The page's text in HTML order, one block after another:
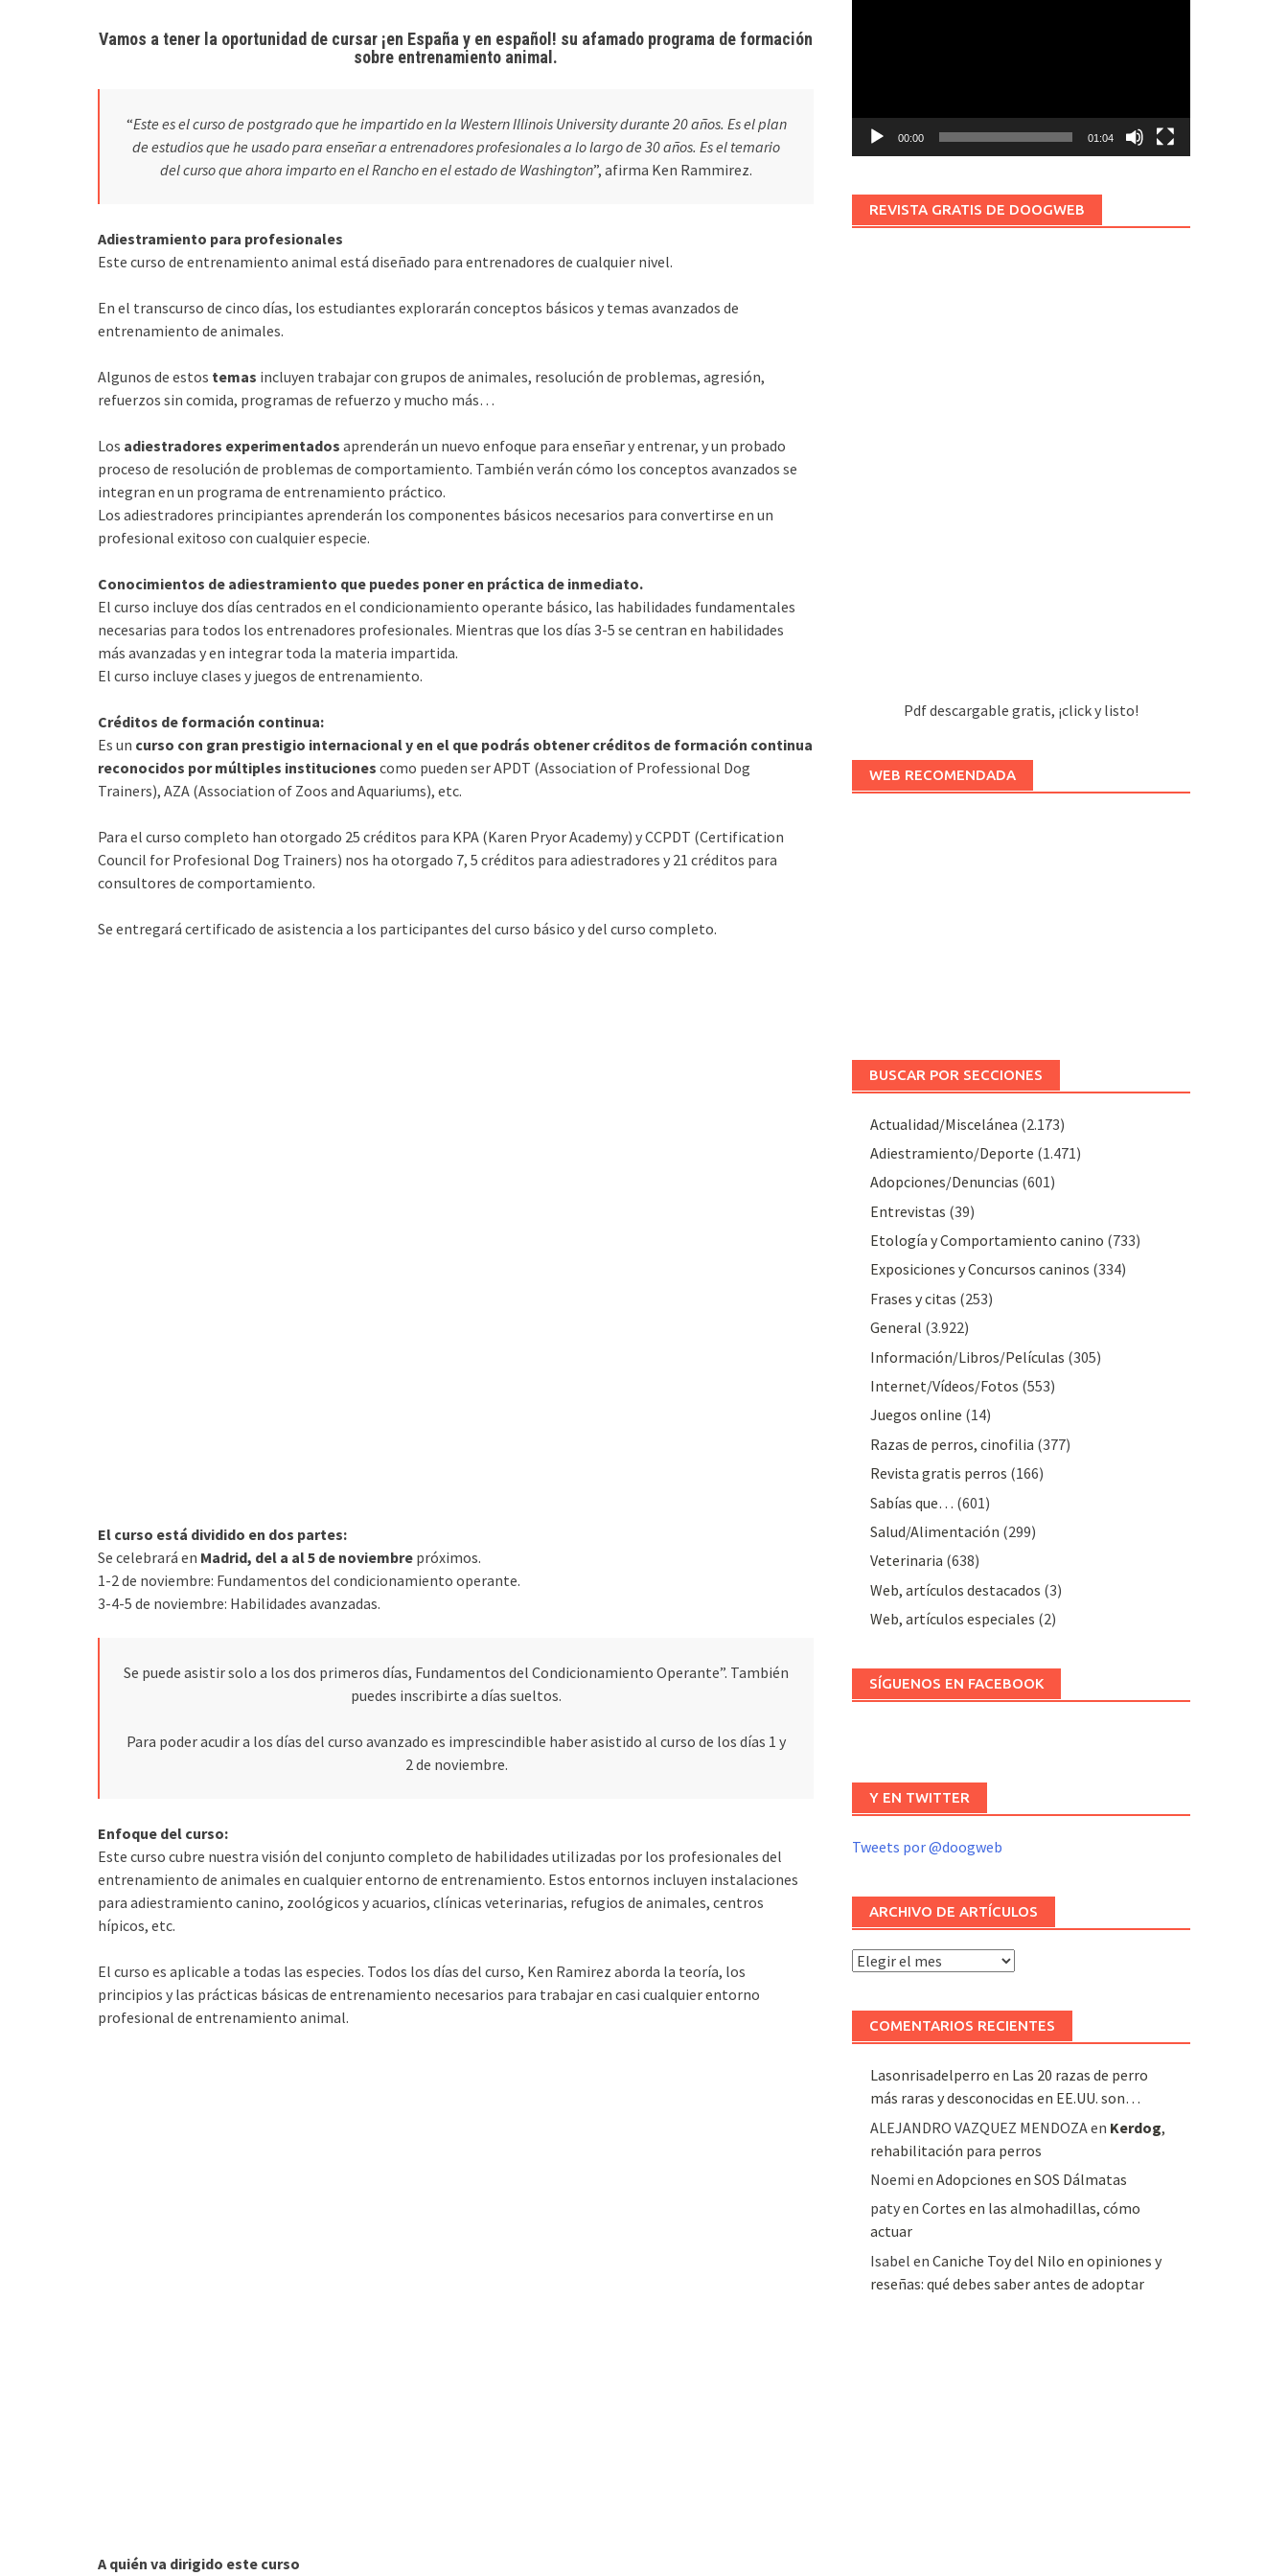
Vamos a tener la oportunidad de cursar ¡en España y en español! su afamado programa de formación
sobre entrenamiento animal.
“Este es el curso de postgrado que he impartido en la Western Illinois University durante 20 años. Es el plan
de estudios que he usado para enseñar a entrenadores profesionales a lo largo de 30 años. Es el temario
del curso que ahora imparto en el Rancho en el estado de Washington”, afirma Ken Rammirez.
Adiestramiento para profesionales
Este curso de entrenamiento animal está diseñado para entrenadores de cualquier nivel.
En el transcurso de cinco días, los estudiantes explorarán conceptos básicos y temas avanzados de
entrenamiento de animales.
Algunos de estos temas incluyen trabajar con grupos de animales, resolución de problemas, agresión,
refuerzos sin comida, programas de refuerzo y mucho más…
Los adiestradores experimentados aprenderán un nuevo enfoque para enseñar y entrenar, y un probado
proceso de resolución de problemas de comportamiento. También verán cómo los conceptos avanzados se
integran en un programa de entrenamiento práctico.
Los adiestradores principiantes aprenderán los componentes básicos necesarios para convertirse en un
profesional exitoso con cualquier especie.
Conocimientos de adiestramiento que puedes poner en práctica de inmediato.
El curso incluye dos días centrados en el condicionamiento operante básico, las habilidades fundamentales
necesarias para todos los entrenadores profesionales. Mientras que los días 3-5 se centran en habilidades
más avanzadas y en integrar toda la materia impartida.
El curso incluye clases y juegos de entrenamiento.
Créditos de formación continua:
Es un curso con gran prestigio internacional y en el que podrás obtener créditos de formación continua
reconocidos por múltiples instituciones como pueden ser APDT (Association of Professional Dog
Trainers), AZA (Association of Zoos and Aquariums), etc.
Para el curso completo han otorgado 25 créditos para KPA (Karen Pryor Academy) y CCPDT (Certification
Council for Profesional Dog Trainers) nos ha otorgado 7, 5 créditos para adiestradores y 21 créditos para
consultores de comportamiento.
Se entregará certificado de asistencia a los participantes del curso básico y del curso completo.
El curso está dividido en dos partes:
Se celebrará en Madrid, del a al 5 de noviembre próximos.
1-2 de noviembre: Fundamentos del condicionamiento operante.
3-4-5 de noviembre: Habilidades avanzadas.
Se puede asistir solo a los dos primeros días, Fundamentos del Condicionamiento Operante”. También
puedes inscribirte a días sueltos.
Para poder acudir a los días del curso avanzado es imprescindible haber asistido al curso de los días 1 y
2 de noviembre.
Enfoque del curso:
Este curso cubre nuestra visión del conjunto completo de habilidades utilizadas por los profesionales del
entrenamiento de animales en cualquier entorno de entrenamiento. Estos entornos incluyen instalaciones
para adiestramiento canino, zoológicos y acuarios, clínicas veterinarias, refugios de animales, centros
hípicos, etc.
El curso es aplicable a todas las especies. Todos los días del curso, Ken Ramirez aborda la teoría, los
principios y las prácticas básicas de entrenamiento necesarios para trabajar en casi cualquier entorno
profesional de entrenamiento animal.
A quién va dirigido este curso
00:00 01:04
REVISTA GRATIS DE DOOGWEB
Pdf descargable gratis, ¡click y listo!
WEB RECOMENDADA
BUSCAR POR SECCIONES
Actualidad/Miscelánea (2.173)
Adiestramiento/Deporte (1.471)
Adopciones/Denuncias (601)
Entrevistas (39)
Etología y Comportamiento canino (733)
Exposiciones y Concursos caninos (334)
Frases y citas (253)
General (3.922)
Información/Libros/Películas (305)
Internet/Vídeos/Fotos (553)
Juegos online (14)
Razas de perros, cinofilia (377)
Revista gratis perros (166)
Sabías que… (601)
Salud/Alimentación (299)
Veterinaria (638)
Web, artículos destacados (3)
Web, artículos especiales (2)
SÍGUENOS EN FACEBOOK
Y EN TWITTER
Tweets por @doogweb
ARCHIVO DE ARTÍCULOS
Archivo
artículos
COMENTARIOS RECIENTES
Lasonrisadelperro en Las 20 razas de perro
más raras y desconocidas en EE.UU. son…
ALEJANDRO VAZQUEZ MENDOZAen Kerdog,
rehabilitación para perros
Noemi en Adopciones en SOS Dálmatas
patyen Cortes en las almohadillas, cómo
actuar
Isabel en Caniche Toy del Nilo en opiniones y
reseñas: qué debes saber antes de adoptar